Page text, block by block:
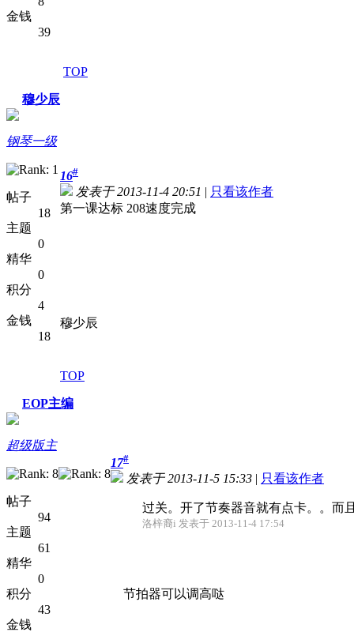
金钱
39
TOP
穆少辰
钢琴一级
帖子
18
主题
0
精华
0
积分
4
金钱
18
16#
发表于 2013-11-4 20:51 | 只看该作者
第一课达标 208速度完成
穆少辰
TOP
EOP主编
超级版主
帖子
94
主题
61
精华
0
积分
43
金钱
17#
发表于 2013-11-5 15:33 | 只看该作者
过关。开了节奏器音就有点卡。。而
洛梓裔i 发表于 2013-11-4 17:54
节拍器可以调高哒